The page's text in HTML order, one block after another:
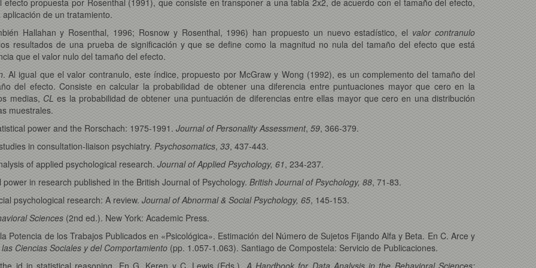
de un tratamiento.
Hallahan y Rosenthal, 1996; Rosnow y Rosenthal, 1996) han propuesto un nuevo estadístico, el valor contranulo
resultados de una prueba de significación y que se define como la magnitud no nula del tamaño del efecto que está
que el valor nulo del tamaño del efecto.
. Al igual que el valor contranulo, este índice, propuesto por McGraw y Wong (1992), es un complemento del tamaño del
del efecto. Consiste en calcular la probabilidad de obtener una diferencia entre puntuaciones mayor que cero en la
medias, CL es la probabilidad de obtener una puntuación de diferencias entre ellas mayor que cero en una distribución
muestrales.
power and the Rorschach: 1975-1991. Journal of Personality Assessment, 59, 366-379.
in consultation-liaison psychiatry. Psychosomatics, 33, 437-443.
of applied psychological research. Journal of Applied Psychology, 61, 234-237.
in research published in the British Journal of Psychology. British Journal of Psychology, 88, 71-83.
psychological research: A review. Journal of Abnormal & Social Psychology, 65, 145-153.
Sciences (2nd ed.). New York: Academic Press.
Potencia de los Trabajos Publicados en «Psicológica». Estimación del Número de Sujetos Fijando Alfa y Beta. En C. Arce y
Ciencias Sociales y del Comportamiento (pp. 1.057-1.063). Santiago de Compostela: Servicio de Publicaciones.
id in statistical reasoning. En G. Keren y C. Lewis (Eds.), A Handbook for Data Analysis in the Behavioral Sciences: